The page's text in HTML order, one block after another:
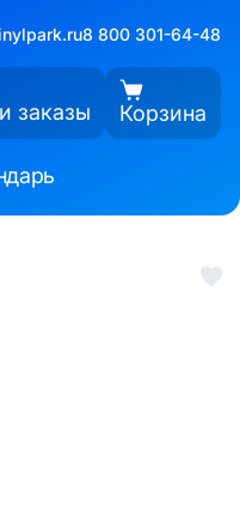
8 800 301-64-48
заказы Корзина